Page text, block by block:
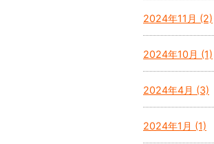
2024年11月 (2)
2024年10月 (1)
2024年4月 (3)
2024年1月 (1)